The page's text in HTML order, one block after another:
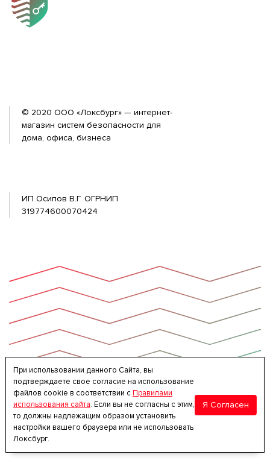
При использовании данного Сайта, вы
подтверждаете свое согласие на использование
файлов cookie в соответствии сПравилами
использования сайта. Если вы не согласны с этим,
то должны надлежащим образом установить
настройки вашего браузера или не использовать
Локсбург.
Я Согласен
© 2020 ООО «Локсбург» — интернет-
магазин систем безопасности для
дома, офиса, бизнеса
ИП Осипов В.Г. ОГРНИП
319774600070424